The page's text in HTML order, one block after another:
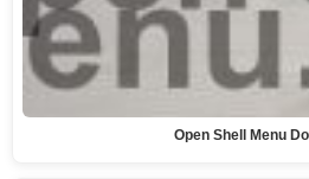
Open Shell Menu